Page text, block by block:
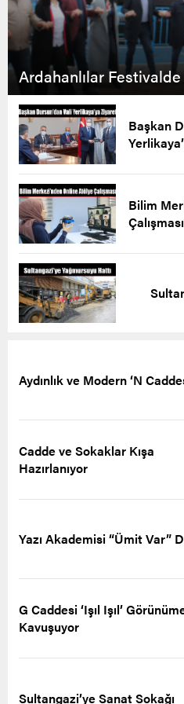
Ardahanlılar
Başkan
Bilim
Çalışması
Aydınlık ve Modern ‘N
Cadde ve Sokaklar Kışa
Hazırlanıyor
Yazı Akademisi “Ümit Var”
G Caddesi ‘Işıl Işıl’
Kavuşuyor
Sultangazi’ye Sanat Sokağı